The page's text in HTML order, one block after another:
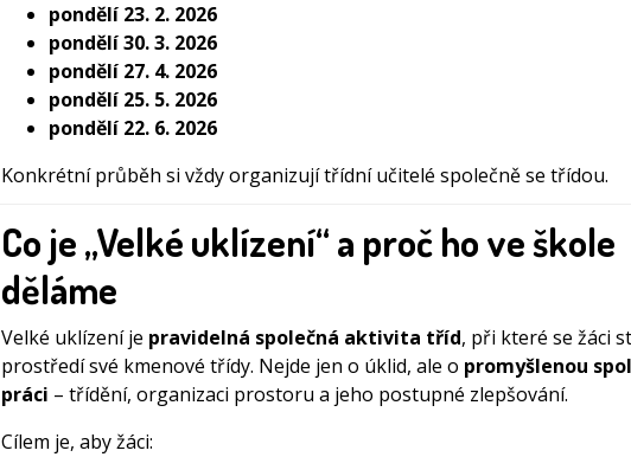
pondělí 23. 2. 2026
pondělí 30. 3. 2026
pondělí 27. 4. 2026
pondělí 25. 5. 2026
pondělí 22. 6. 2026
Konkrétní průběh si vždy organizují třídní učitelé společně se třídou.
Co je „Velké uklízení“ a proč ho ve škole
děláme
Velké uklízení je pravidelná společná aktivita tříd, při které se žáci
prostředí své kmenové třídy. Nejde jen o úklid, ale o promyšlenou
práci – třídění, organizaci prostoru a jeho postupné zlepšování.
Cílem je, aby žáci: